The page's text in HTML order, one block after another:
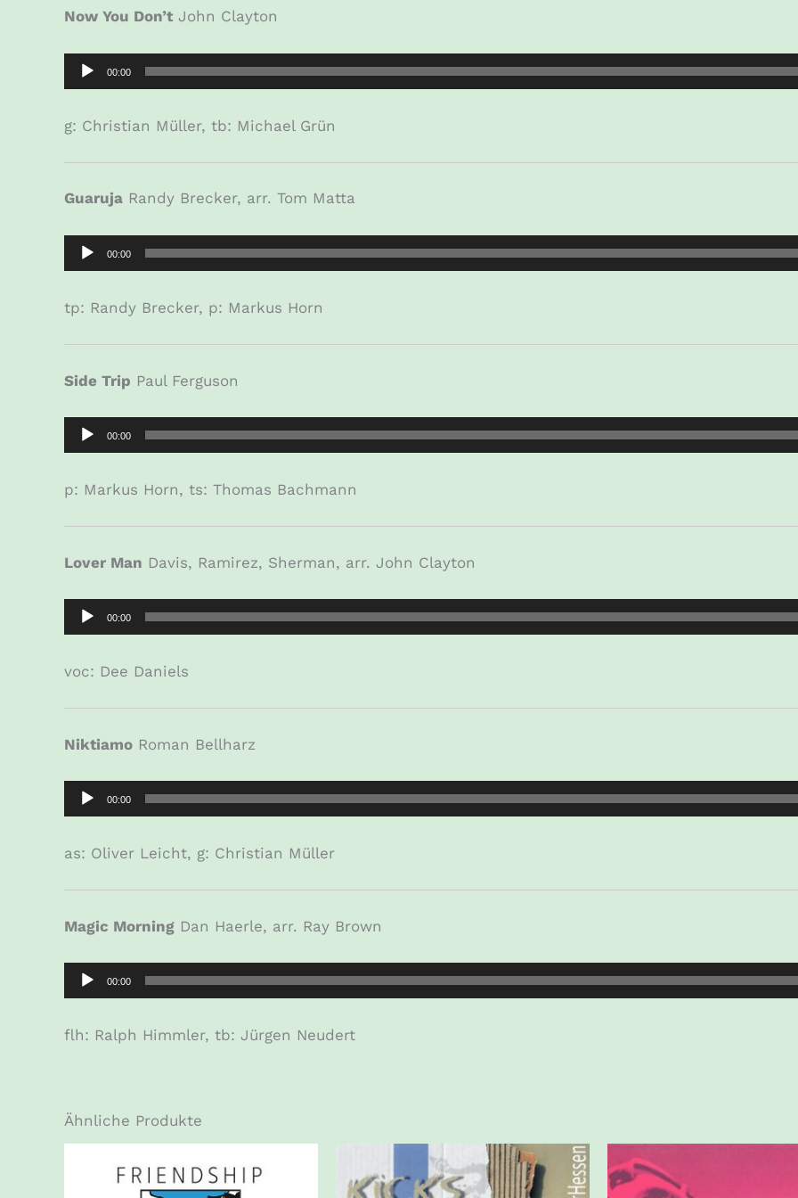
Now You Don’t John Clayton
Audio-
Player
00:00
g: Christian Müller, tb: Michael Grün
Guaruja Randy Brecker, arr. Tom Matta
Audio-
Player
00:00
tp: Randy Brecker, p: Markus Horn
Side Trip Paul Ferguson
Audio-
Player
00:00
p: Markus Horn, ts: Thomas Bachmann
Lover Man Davis, Ramirez, Sherman, arr. John Clayton
Audio-
Player
00:00
voc: Dee Daniels
Niktiamo Roman Bellharz
Audio-
Player
00:00
as: Oliver Leicht, g: Christian Müller
Magic Morning Dan Haerle, arr. Ray Brown
Audio-
Player
00:00
flh: Ralph Himmler, tb: Jürgen Neudert
Ähnliche Produkte